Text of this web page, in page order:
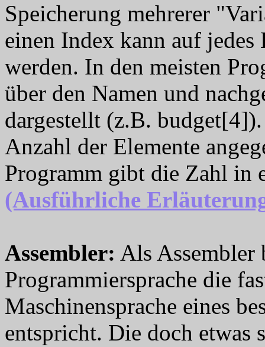
Speicherung mehrerer
einen Index kann auf
werden. In den meisten
über den Namen und
dargestellt (z.B.
Anzahl der Elemente
Programm gibt die Zahl in
(Ausführliche
Assembler: Als Assembler
Programmiersprache die
Maschinensprache eines
entspricht. Die doch etwas